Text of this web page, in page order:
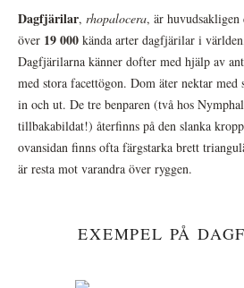
Dagfjärilar, rhopalocera, är
över 19 000 kända arter dagfjärilar i
Dagfjärilarna känner dofter med hjälp av
med stora facettögon. Dom äter nektar med
in och ut. De tre benparen (två hos
tillbakabildat!) återfinns på den slanka
ovansidan finns ofta färgstarka brett
är resta mot varandra över ryggen.
EXEMPEL PÅ